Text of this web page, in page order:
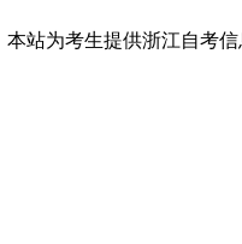
本站为考生提供浙江自考